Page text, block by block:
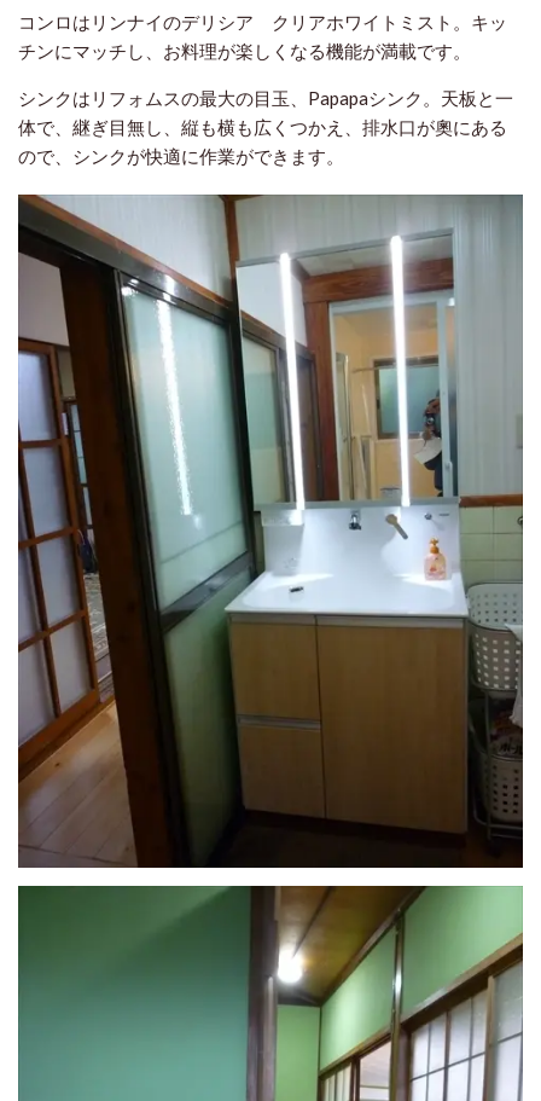
コンロはリンナイのデリシア クリアホワイトミスト。キッ
チンにマッチし、お料理が楽しくなる機能が満載です。
シンクはリフォムスの最大の目玉、Papapaシンク。天板と一
体で、継ぎ目無し、縦も横も広くつかえ、排水口が奧にある
ので、シンクが快適に作業ができます。